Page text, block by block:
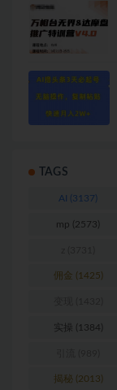
TAGS
AI (3137)
mp (2573)
佣金 (1425)
实操 (1384)
揭秘(2013)